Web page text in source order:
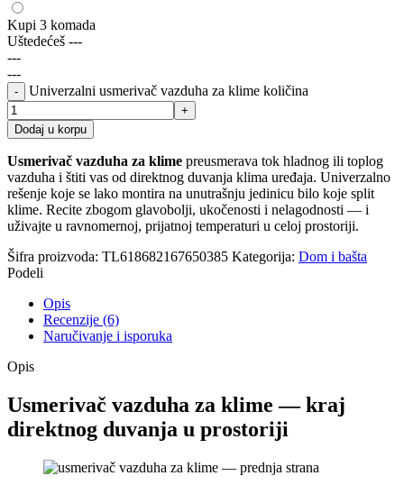
Kupi 3 komada
Uštedećeš ---
---
---
Univerzalni usmerivač vazduha za klime količina
Dodaj u korpu
Usmerivač vazduha za klime preusmerava tok hladnog ili toplog
vazduha i štiti vas od direktnog duvanja klima uređaja. Univerzalno
rešenje koje se lako montira na unutrašnju jedinicu bilo koje split
klime. Recite zbogom glavobolji, ukočenosti i nelagodnosti — i
uživajte u ravnomernoj, prijatnoj temperaturi u celoj prostoriji.
Šifra proizvoda: TL618682167650385 Kategorija: Dom i bašta
Podeli
Opis
Recenzije (6)
Naručivanje i isporuka
Opis
Usmerivač vazduha za klime — kraj
direktnog duvanja u prostoriji